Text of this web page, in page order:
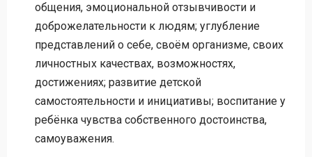
общения, эмоциональной отзывчивости и
доброжелательности к людям; углубление
представлений о себе, своём организме, своих
личностных качествах, возможностях,
достижениях; развитие детской
самостоятельности и инициативы; воспитание у
ребёнка чувства собственного достоинства,
самоуважения.